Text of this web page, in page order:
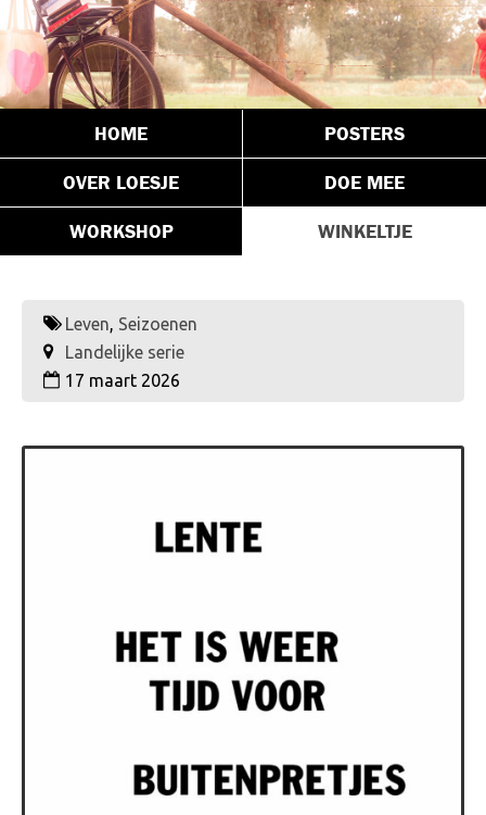
HOME POSTERS
OVER LOESJE DOE MEE
WORKSHOP WINKELTJE
Leven, Seizoenen
Landelijke serie
17 maart 2026